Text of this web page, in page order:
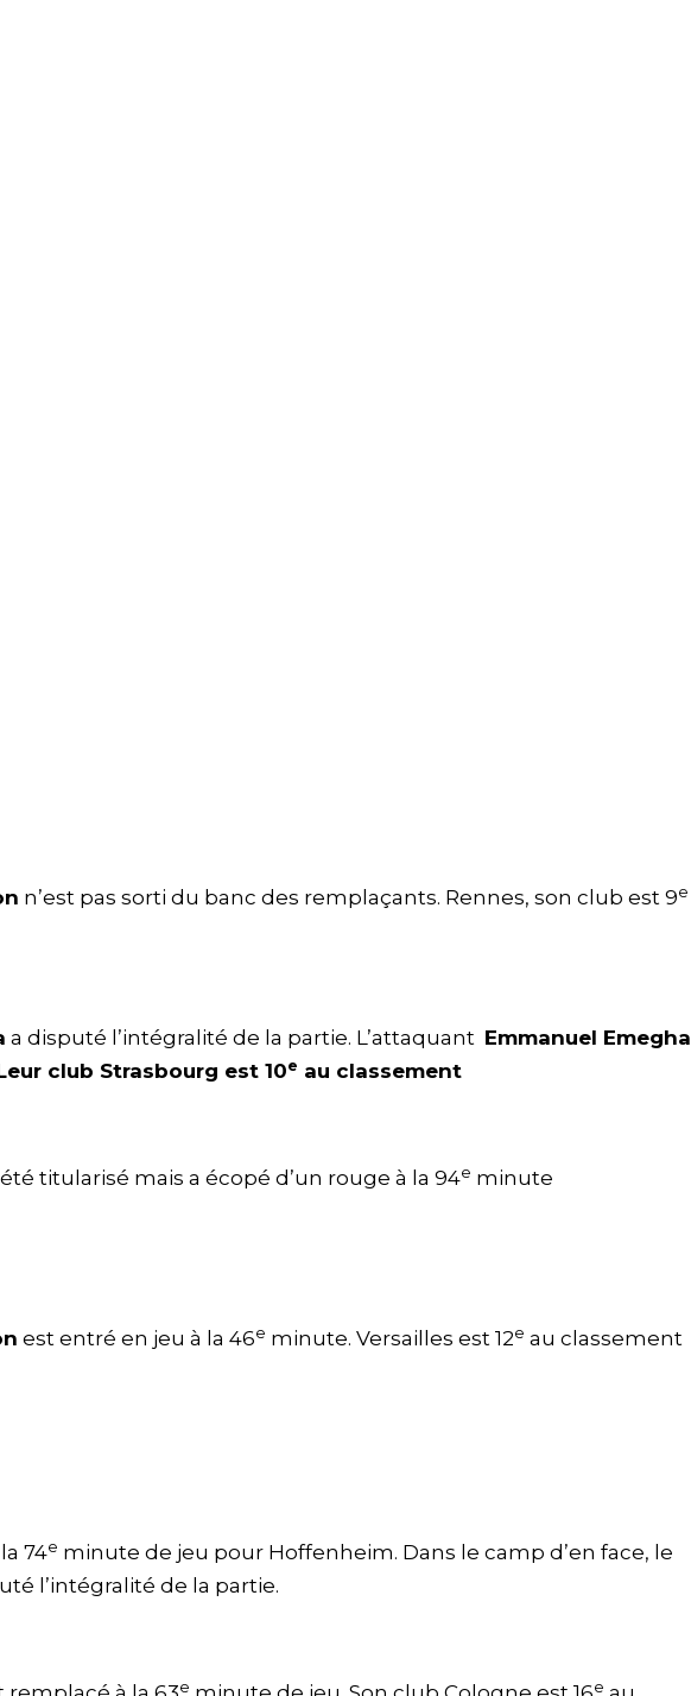
n’est pas sorti du banc des remplaçants. Rennes, son club est 9e
a disputé l’intégralité de la partie. L’attaquant Emmanuel Emegha
club Strasbourg est 10e au classement
titularisé mais a écopé d’un rouge à la 94e minute
est entré en jeu à la 46e minute. Versailles est 12e au classement
74e minute de jeu pour Hoffenheim. Dans le camp d’en face, le
l’intégralité de la partie.
e e